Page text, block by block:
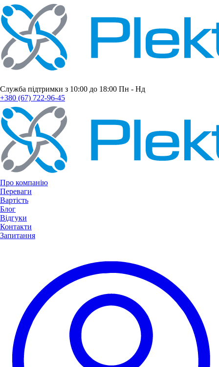
Служба підтримки з 10:00 до 18:00 Пн - Нд
+380 (67) 722-96-45
Про компанію
Переваги
Вартість
Блог
Відгуки
Контакти
Запитання